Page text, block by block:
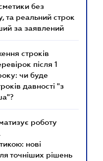
без
та реальний строк
за заявлений
строків
після 1
чи буде
давності "з
роботу
нові
точніших рішень